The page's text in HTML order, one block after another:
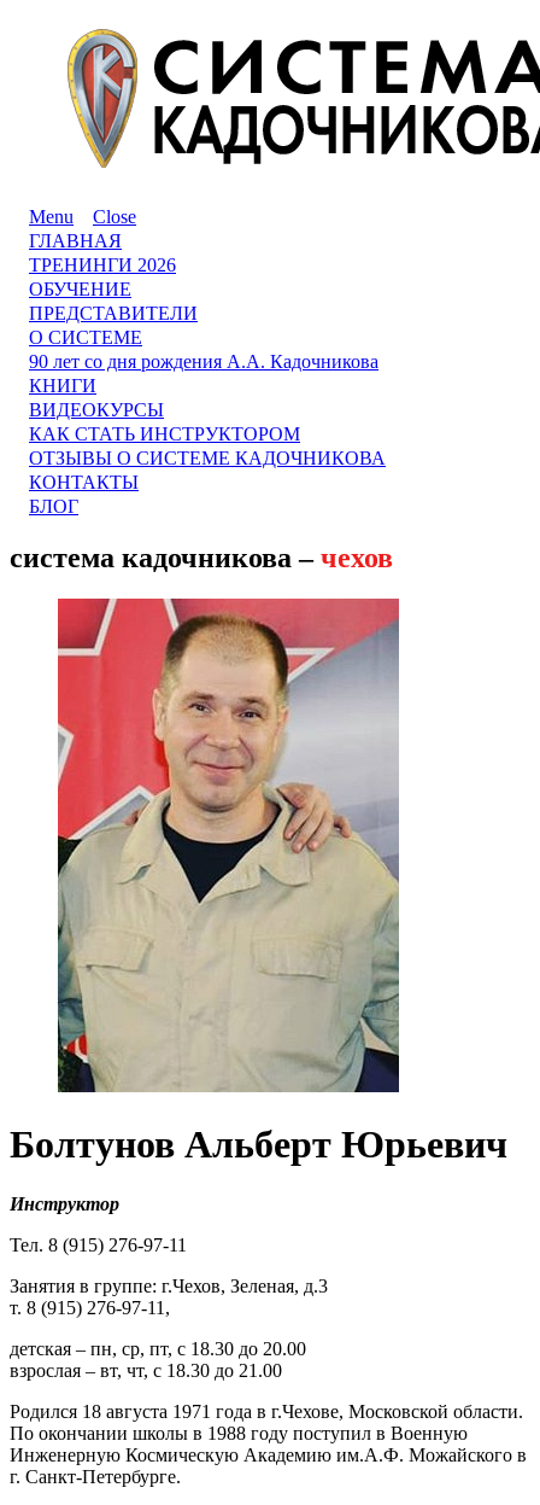
Menu
Close
ГЛАВНАЯ
ТРЕНИНГИ 2026
ОБУЧЕНИЕ
ПРЕДСТАВИТЕЛИ
О СИСТЕМЕ
90 лет со дня рождения А.А. Кадочникова
КНИГИ
ВИДЕОКУРСЫ
КАК СТАТЬ ИНСТРУКТОРОМ
ОТЗЫВЫ О СИСТЕМЕ КАДОЧНИКОВА
КОНТАКТЫ
БЛОГ
система кадочникова –чехов
Болтунов Альберт Юрьевич
Инструктор
Тел. 8 (915) 276-97-11
Занятия в группе: г.Чехов, Зеленая, д.3
т. 8 (915) 276-97-11,
детская – пн, ср, пт, с 18.30 до 20.00
взрослая – вт, чт, с 18.30 до 21.00
Родился 18 августа 1971 года в г.Чехове, Московской области.
По окончании школы в 1988 году поступил в Военную
Инженерную Космическую Академию им.А.Ф. Можайского в
г. Санкт-Петербурге.